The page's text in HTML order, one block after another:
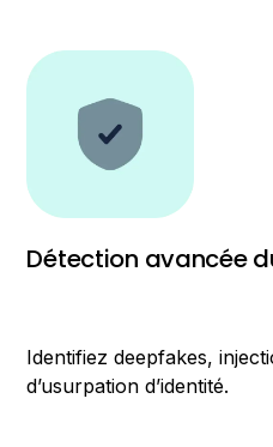
Détection avancée
Identifiez deepfakes,
d’usurpation d’identité.